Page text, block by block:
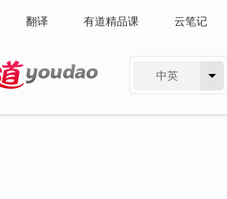
翻译 有道精品课 云笔记
中英